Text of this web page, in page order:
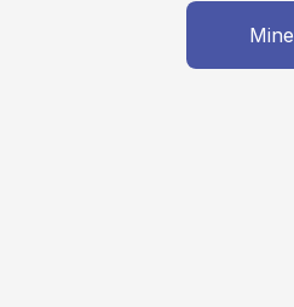
Mine